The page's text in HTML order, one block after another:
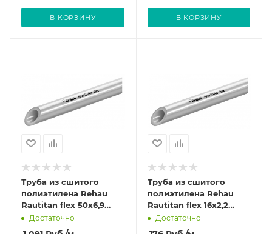
В КОРЗИНУ В КОРЗИНУ
Труба из сшитого
полиэтилена Rehau
Rautitan flex 50x6,9
(штанга: 6 м)
Достаточно
Труба из сшитого
полиэтилена Rehau
Rautitan flex 16x2,2
(штанга: 6 м)
Достаточно